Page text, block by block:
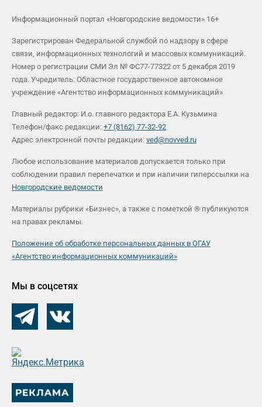
Информационный портал «Новгородские ведомости» 16+
Зарегистрирован Федеральной службой по надзору в сфере
связи, информационных технологий и массовых коммуникаций.
Номер о регистрации СМИ Эл № ФС77-77322 от 5 декабря 2019
года. Учредитель: Областное государственное автономное
учреждение «Агентство информационных коммуникаций»
Главный редактор: И.о. главного редактора Е.А. Кузьмина
Телефон/факс редакции: +7 (8162) 77-32-92
Адрес электронной почты редакции: ved@novved.ru
Любое использование материалов допускается только при
соблюдении правил перепечатки и при наличии гиперссылки на
Новгородские ведомости
Материалы рубрики «Бизнес», а также с пометкой ® публикуются
на правах рекламы.
Положение об обработке персональных данных в ОГАУ
«Агентство информационных коммуникаций»
Мы в соцсетях